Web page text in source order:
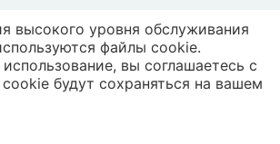
высокого уровня обслуживания
файлы cookie.
вы соглашаетесь с
будут сохраняться на вашем